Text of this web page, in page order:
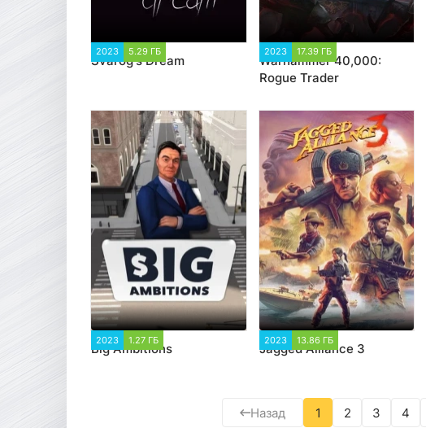
2023 5.29 ГБ
Svarog's Dream
2023 17.39 ГБ
Warhammer 40,000:
Rogue Trader
2023 1.27 ГБ
Big Ambitions
2023 13.86 ГБ
Jagged Alliance 3
Назад 1 2 3 4